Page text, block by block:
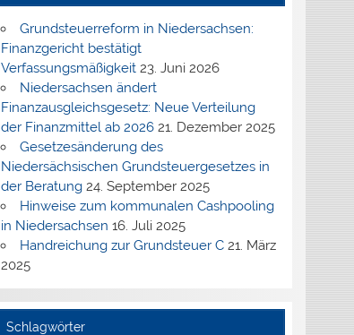
Grundsteuerreform in Niedersachsen:
Finanzgericht bestätigt
Verfassungsmäßigkeit 23. Juni 2026
Niedersachsen ändert
Finanzausgleichsgesetz: Neue Verteilung
der Finanzmittel ab 2026 21. Dezember 2025
Gesetzesänderung des
Niedersächsischen Grundsteuergesetzes in
der Beratung 24. September 2025
Hinweise zum kommunalen Cashpooling
in Niedersachsen 16. Juli 2025
Handreichung zur Grundsteuer C 21. März
2025
Schlagwörter